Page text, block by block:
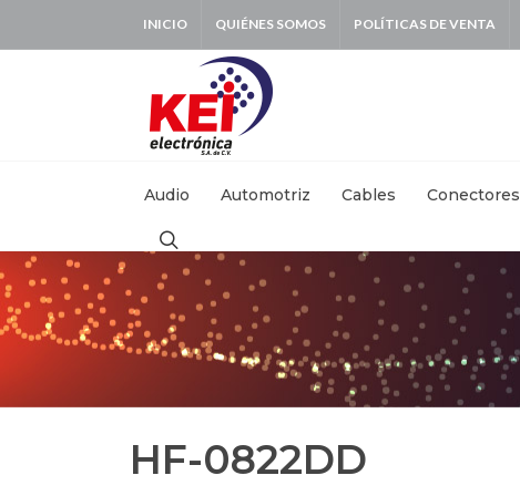
INICIO QUIÉNES SOMOS POLÍTICAS DE VENTA
Audio Automotriz Cables Conectores
HF-0822DD